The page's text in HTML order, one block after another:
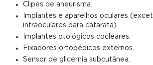
Clipes de aneurisma.
Implantes e aparelhos oculares
intraoculares para catarata).
Implantes otológicos cocleares.
Fixadores ortopédicos externos.
Sensor de glicemia subcutânea.